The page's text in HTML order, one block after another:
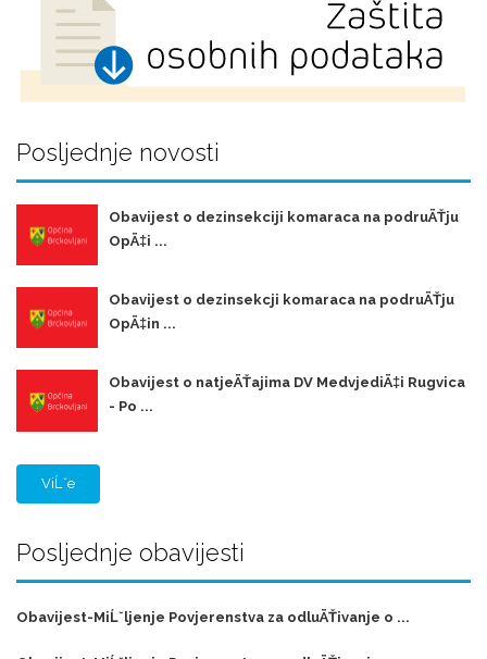
Posljednje novosti
Obavijest o dezinsekciji komaraca na podruÄŤju
OpÄ‡i ...
Obavijest o dezinsekcji komaraca na podruÄŤju
OpÄ‡in ...
Obavijest o natjeÄŤajima DV MedvjediÄ‡i Rugvica
- Po ...
ViĹˇe
Posljednje obavijesti
Obavijest-MiĹˇljenje Povjerenstva za odluÄŤivanje o ...